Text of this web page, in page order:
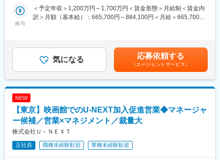
制を整備しました。OX本部配下のコンタクトセンター運営部で
は、顧客対応を担う全国7拠点・年間約250万件・約3000名規模の
コンタクトセンター機能を対象に、部門ごとに分散していた運営
現在は、契約・拠点配置・運営体制・人材育成・生成AIをはじめ
とするテクノロジー活用までを含めた、次世代コンタクトセンタ
タクトセンター部長」 を新設します。次世代コンタクトセンター
の戦略策定から、統廃合、教育改革、AI活用によるノンボイス化
などの統括をします。
■業務イメージ
給与
＜予定年収＞1,200万円～1,700万円＜賃金形態＞月給制＜賃金内
訳＞月額（基本給）：665,700円～884,100円＜月給＞665,700円
す。月給(月額)は固定手当を含めた表記です。
気になる 応募依頼する
（エージェントサービス）
NEW
【東京】映画館でのU-NEXT加入促進営業◆マネージャ
ー候補／営業×マネジメント／裁量大
株式会社Ｕ－ＮＥＸＴ
正社員 職種未経験歓迎 業種未経験歓迎